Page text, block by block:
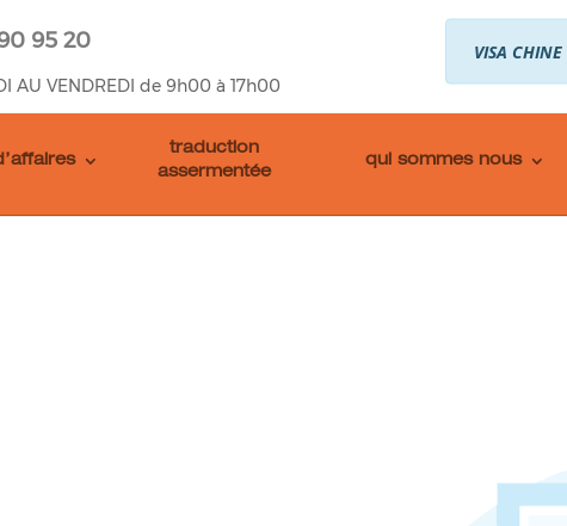
95 20
AU VENDREDI de 9h00 à 17h00
VISA
traduction
assermentée
qui sommes nous